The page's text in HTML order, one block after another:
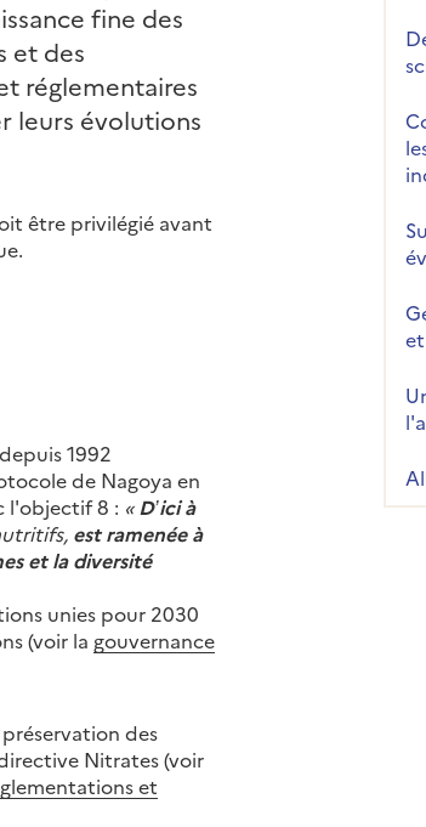
fine des
et des
réglementaires
leurs évolutions
être privilégié avant
1992
de Nagoya en
l'objectif 8 :
D’ici à
est ramenée à
et la diversité
unies pour 2030
(voir la gouvernance
des
Nitrates (voir
et